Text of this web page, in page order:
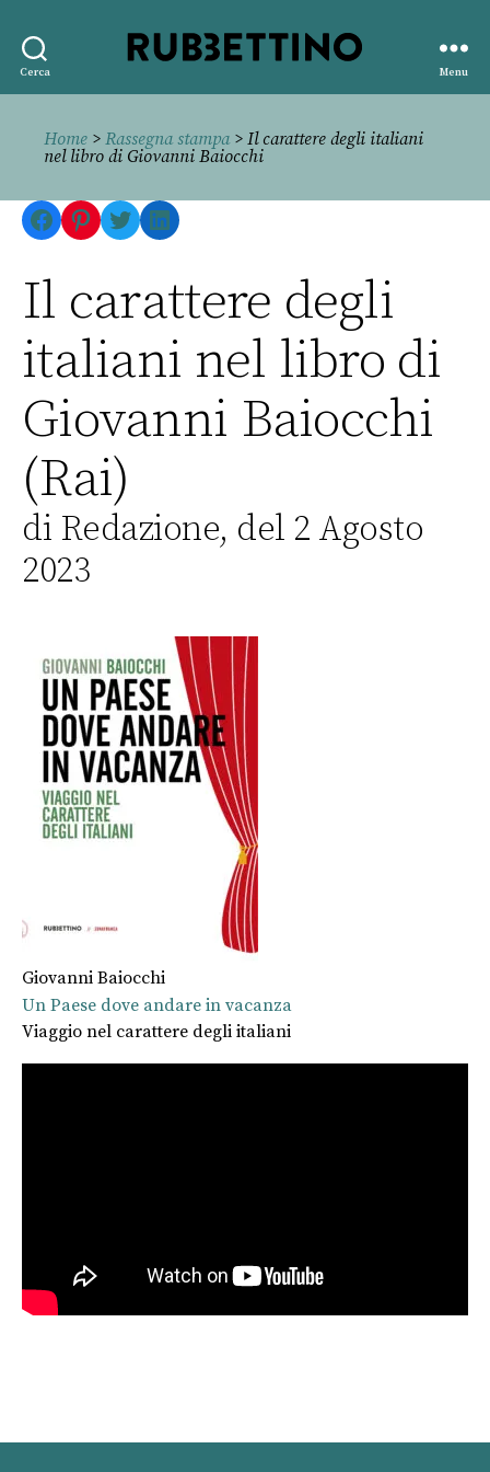
Cerca
editore
Menu
Home > Rassegna stampa> Il carattere degli italiani
nel libro di Giovanni Baiocchi
Facebook
Pinterest
TwitterLinkedIn
Il carattere degli
italiani nel libro di
Giovanni Baiocchi
(Rai)
di Redazione, del 2 Agosto
2023
Giovanni Baiocchi
Un Paese dove andare in vacanza
Viaggio nel carattere degli italiani